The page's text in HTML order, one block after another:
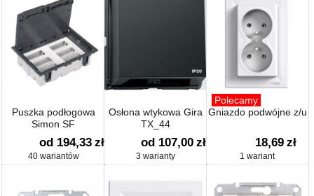
Puszka podłogowa
Simon SF
od 194,33 zł
40 wariantów
Osłona wtykowa Gira
TX_44
od 107,00 zł
3 warianty
Polecamy
Gniazdo podwójne z/u
18,69 zł
1 wariant